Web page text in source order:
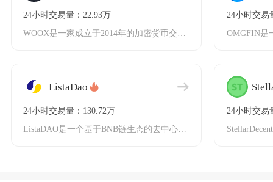
24小时交易量：22.93万
WOOX是一家成立于2014年的加密货币交易平台，总部位于美国纽约，以合规性和安全性著称。
ListaDao
24小时交易量：130.72万
24小时交易
24小时交易